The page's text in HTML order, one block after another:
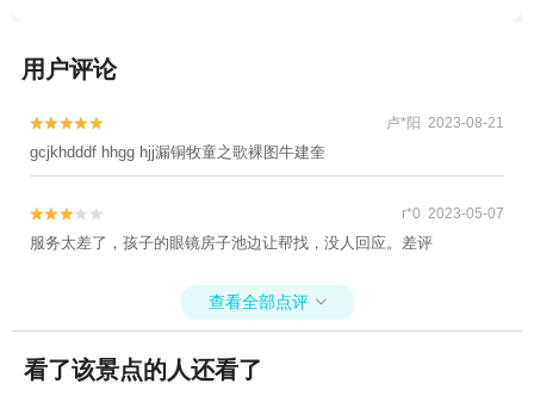
温泉+厦门方特东方神画+鼓浪屿故宫文物馆
乐堡海洋世界+厦门中非世野野生动物+罗约
海滨温泉+美季温泉+泉州欧乐堡水上世界
+泉州欧乐堡海洋王国乐园+厦门灵玲动物王
国+椰风寨海洋科普乐园+鼓浪屿当代艺术中
心KCCA+建发山外山温泉公园+橘若·西街(综
用户评论

 卢*阳 2023-08-21
gcjkhdddf hhgg hjj漏铜牧童之歌裸图牛建奎

 r*0 2023-05-07
服务太差了，孩子的眼镜房子池边让帮找，没人回应。差评
查看全部点评 
看了该景点的人还看了